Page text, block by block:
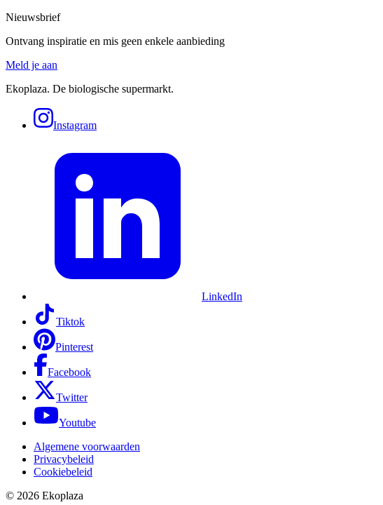
Nieuwsbrief
Ontvang inspiratie en mis geen enkele aanbieding
Meld je aan
Ekoplaza. De biologische supermarkt.
Instagram
LinkedIn
Tiktok
Pinterest
Facebook
Twitter
Youtube
Algemene voorwaarden
Privacybeleid
Cookiebeleid
© 2026 Ekoplaza